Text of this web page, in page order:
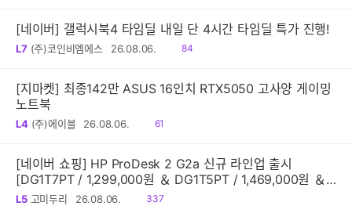
[네이버] 갤럭시북4 타임딜 내일 단 4시간 타임딜 특가 진행!
L7 (주)코인비엠에스 26.08.06.
읽
84
[지마켓] 최종142만 ASUS 16인치 RTX5050 고사양 게이밍
노트북
L4 (주)에이블 26.08.06.
읽
61
[네이버 쇼핑] HP ProDesk 2 G2a 신규 라인업 출시
[DG1T7PT / 1,299,000원 ＆ DG1T5PT / 1,469,000원 ＆
DG1Q4PT / 1,599,000원]
L5 고미두리 26.08.06.
읽
337